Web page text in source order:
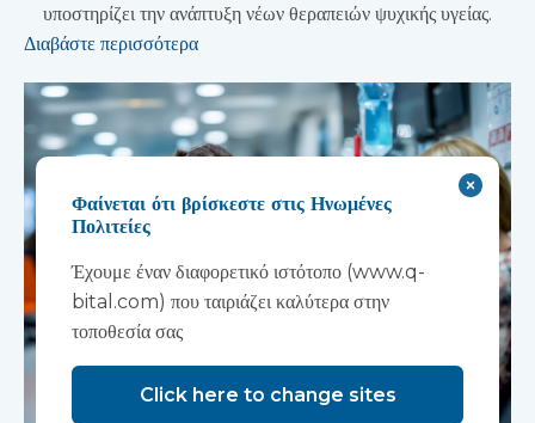
υποστηρίζει την ανάπτυξη νέων θεραπειών ψυχικής υγείας.
Διαβάστε περισσότερα
Φαίνεται ότι βρίσκεστε στις Ηνωμένες
Πολιτείες
Έχουμε έναν διαφορετικό ιστότοπο (www.q-
bital.com) που ταιριάζει καλύτερα στην
τοποθεσία σας
Click here to change sites